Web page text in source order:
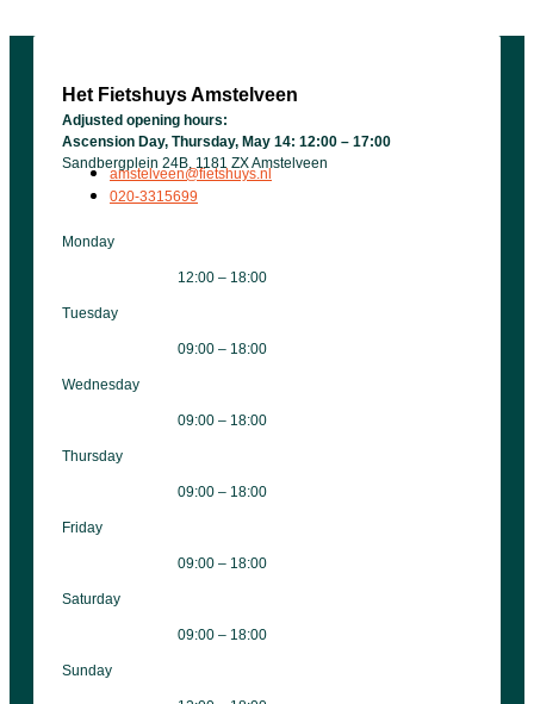
Het Fietshuys Amstelveen
Adjusted opening hours:
Ascension Day, Thursday, May 14: 12:00 – 17:00
Sandbergplein 24B, 1181 ZX Amstelveen
amstelveen@fietshuys.nl
020-3315699
Monday
12:00 – 18:00
Tuesday
09:00 – 18:00
Wednesday
09:00 – 18:00
Thursday
09:00 – 18:00
Friday
09:00 – 18:00
Saturday
09:00 – 18:00
Sunday